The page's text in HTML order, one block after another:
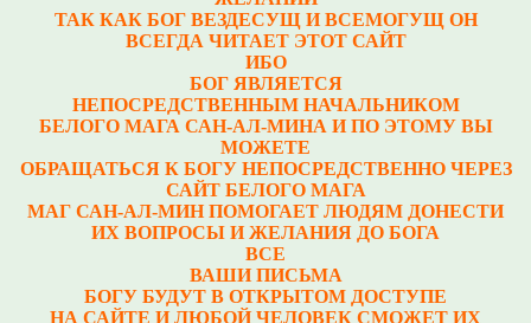
ТАК КАК БОГ ВЕЗДЕСУЩ И ВСЕМОГУЩ ОН
ВСЕГДА ЧИТАЕТ ЭТОТ САЙТ
ИБО
БОГ ЯВЛЯЕТСЯ
НЕПОСРЕДСТВЕННЫМ НАЧАЛЬНИКОМ
БЕЛОГО МАГА САН-АЛ-МИНА И ПО ЭТОМУ ВЫ
МОЖЕТЕ
ОБРАЩАТЬСЯ К БОГУ НЕПОСРЕДСТВЕННО ЧЕРЕЗ
САЙТ БЕЛОГО МАГА
МАГ САН-АЛ-МИН ПОМОГАЕТ ЛЮДЯМ ДОНЕСТИ
ИХ ВОПРОСЫ И ЖЕЛАНИЯ ДО БОГА
ВСЕ
ВАШИ ПИСЬМА
БОГУ БУДУТ В ОТКРЫТОМ ДОСТУПЕ
НА САЙТЕ И ЛЮБОЙ ЧЕЛОВЕК СМОЖЕТ ИХ